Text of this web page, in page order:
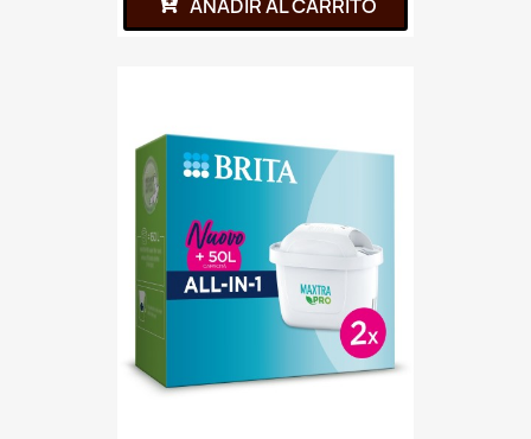
AÑADIR AL CARRITO